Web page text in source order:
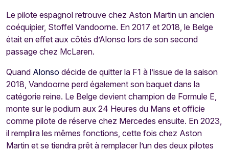
Le pilote espagnol retrouve chez Aston Martin un ancien
coéquipier, Stoffel Vandoorne. En 2017 et 2018, le Belge
était en effet aux côtés d’Alonso lors de son second
passage chez McLaren.
Quand Alonso décide de quitter la F1 à l’issue de la saison
2018, Vandoorne perd également son baquet dans la
catégorie reine. Le Belge devient champion de Formule E,
monte sur le podium aux 24 Heures du Mans et officie
comme pilote de réserve chez Mercedes ensuite. En 2023,
il remplira les mêmes fonctions, cette fois chez Aston
Martin et se tiendra prêt à remplacer l’un des deux pilotes